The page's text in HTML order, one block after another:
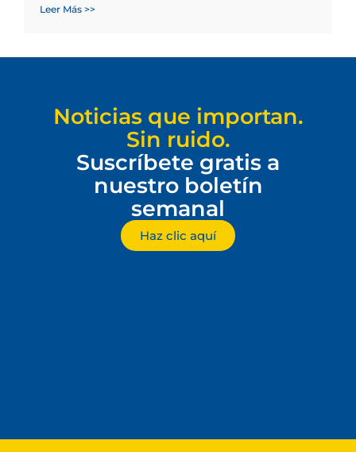
Leer Más >>
Noticias que importan.
Sin ruido.
Suscríbete gratis a
nuestro boletín
semanal
Haz clic aquí